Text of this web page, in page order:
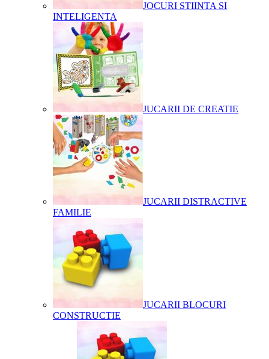
JOCURI STIINTA SI
INTELIGENTA
JUCARII DE CREATIE
JUCARII DISTRACTIVE
FAMILIE
JUCARII BLOCURI
CONSTRUCTIE